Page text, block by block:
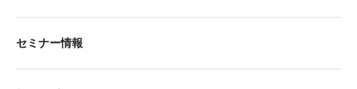
セミナー情報